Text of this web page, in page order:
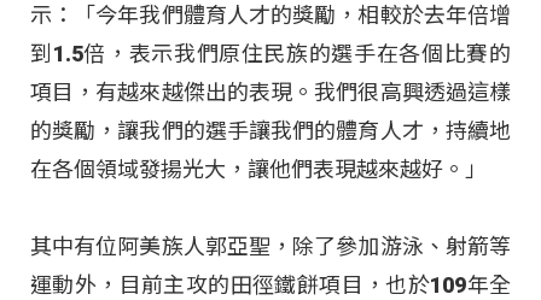
示：「今年我們體育人才的獎勵，相較於去年倍增
到1.5倍，表示我們原住民族的選手在各個比賽的
項目，有越來越傑出的表現。我們很高興透過這樣
的獎勵，讓我們的選手讓我們的體育人才，持續地
在各個領域發揚光大，讓他們表現越來越好。」
其中有位阿美族人郭亞聖，除了參加游泳、射箭等
運動外，目前主攻的田徑鐵餅項目，也於109年全